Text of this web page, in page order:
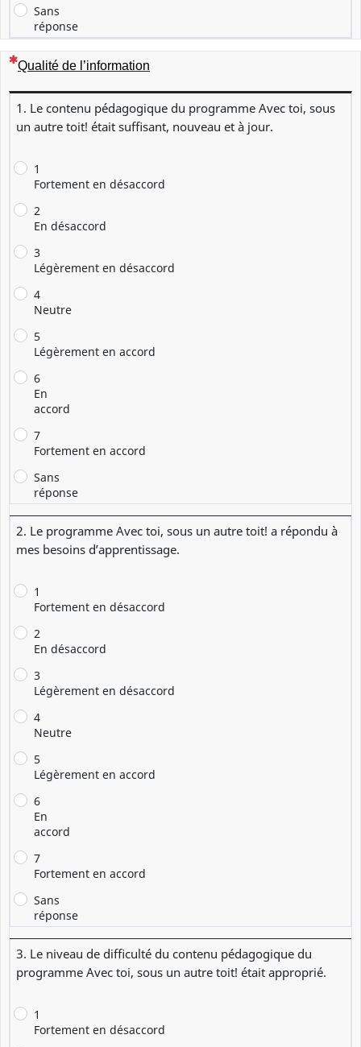
Sans
réponse
(Cette question est obligatoire)
Qualité de l’information
1. Le contenu pédagogique du programme Avec toi, sous
un autre toit! était suffisant, nouveau et à jour.
1
Fortement en désaccord
2
En désaccord
3
Légèrement en désaccord
4
Neutre
5
Légèrement en accord
6
En
accord
7
Fortement en accord
Sans
réponse
2. Le programme Avec toi, sous un autre toit! a répondu à
mes besoins d’apprentissage.
1
Fortement en désaccord
2
En désaccord
3
Légèrement en désaccord
4
Neutre
5
Légèrement en accord
6
En
accord
7
Fortement en accord
Sans
réponse
3. Le niveau de difficulté du contenu pédagogique du
programme Avec toi, sous un autre toit! était approprié.
1
Fortement en désaccord